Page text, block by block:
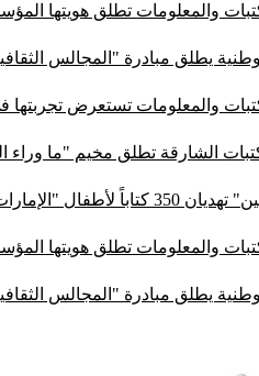
والمعلومات تطلق هويتها
يطلق مبادرة "المجالس
والمعلومات تستعرض تجربتها
الشارقة تطلق مخيم "ما وراء
"الإمارات الإنسانية"
والمعلومات تطلق هويتها
يطلق مبادرة "المجالس